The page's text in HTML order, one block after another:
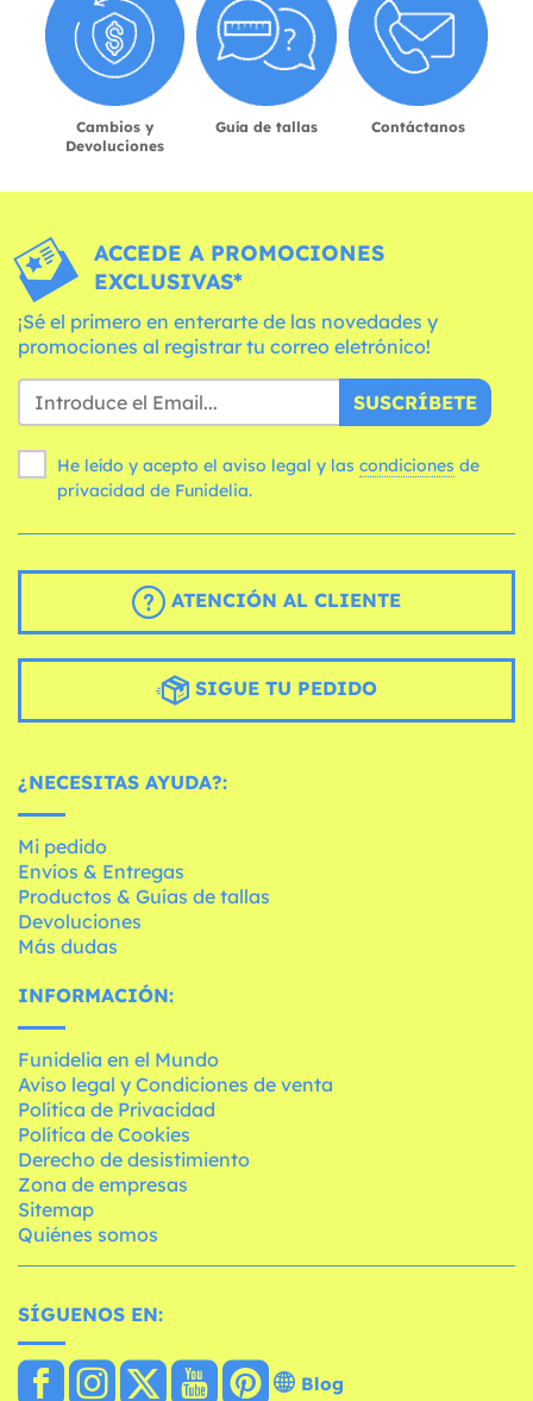
Cambios y
Devoluciones
Guía de tallas Contáctanos
ACCEDE A PROMOCIONES
EXCLUSIVAS*
¡Sé el primero en enterarte de las novedades y
promociones al registrar tu correo eletrónico!
SUSCRÍBETE
He leído y acepto el aviso legal y las condiciones
privacidad de Funidelia.
ATENCIÓN AL CLIENTE
SIGUE TU PEDIDO
¿NECESITAS AYUDA?:
Mi pedido
Envíos & Entregas
Productos & Guías de tallas
Devoluciones
Más dudas
INFORMACIÓN:
Funidelia en el Mundo
Aviso legal y Condiciones de venta
Política de Privacidad
Política de Cookies
Derecho de desistimiento
Zona de empresas
Sitemap
Quiénes somos
SÍGUENOS EN:
Blog